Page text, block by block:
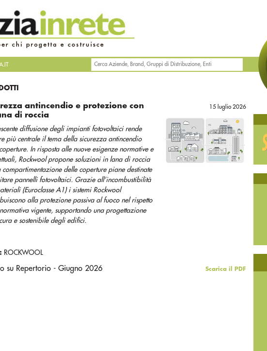
antincendio e protezione con
di roccia
diffusione degli impianti fotovoltaici rende
più centrale il tema della sicurezza antincendio
In risposta alle nuove esigenze normative e
Rockwool propone soluzioni in lana di roccia
compartimentazione delle coperture piane destinate
pannelli fotovoltaici. Grazie all’incombustibilità
(Euroclasse A1) i sistemi Rockwool
alla protezione passiva al fuoco nel rispetto
vigente, supportando una progettazione
e sostenibile degli edifici.
15 luglio 2026
ROCKWOOL
su Repertorio - Giugno 2026 Scarica il PDF